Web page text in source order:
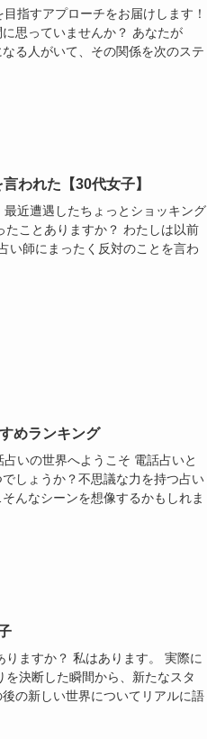
指すアプローチをお届けします！
思っていませんか？ あなたが
る人がいて、その関係を次のステ
われた【30代女子】
近遭遇したちょっとショッキング
ことありますか？ わたしは以前
い師にまったく反対のことを言わ
めランキング
いの世界へようこそ 電話占いと
しょうか？不思議な力を持つ占い
んなシーンを想像するかもしれま
ますか？ 私はあります。 実際に
決断した瞬間から、新たなスタ
の新しい世界についてリアルに語